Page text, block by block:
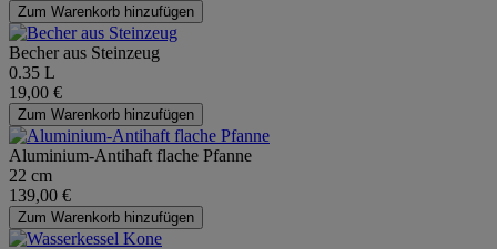
Zum Warenkorb hinzufügen
Becher aus Steinzeug
0.35 L
19,00 €
Zum Warenkorb hinzufügen
Aluminium-Antihaft flache Pfanne
22 cm
139,00 €
Zum Warenkorb hinzufügen